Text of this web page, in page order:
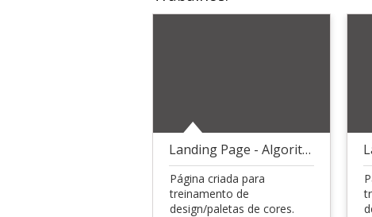
Landing Page - Algoritmo
Página criada para
treinamento de
design/paletas de cores.